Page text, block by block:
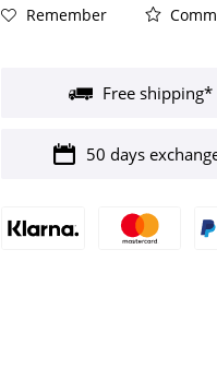
Remember
Free shipping*
50 days